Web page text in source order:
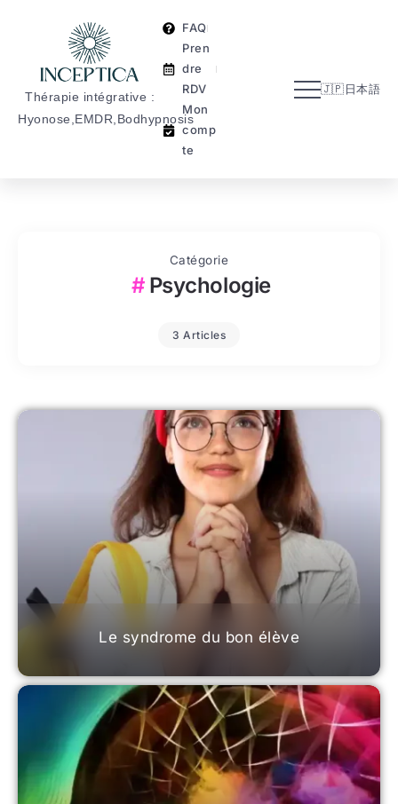
Thérapie intégrative :
Hyonose,EMDR,Bodhypnosis
FAQ
Pren
dre
RDV
Mon
comp
te
🇯🇵日本語
n
co
mpt
e
Catégorie
Psychologie
3 Articles
Le syndrome du bon élève